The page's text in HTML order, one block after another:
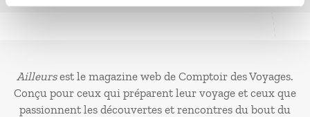
Ailleursest le magazine web de Comptoir des Voyages.
Conçu pour ceux qui préparent leur voyage et ceux que
passionnent les découvertes et rencontres du bout du